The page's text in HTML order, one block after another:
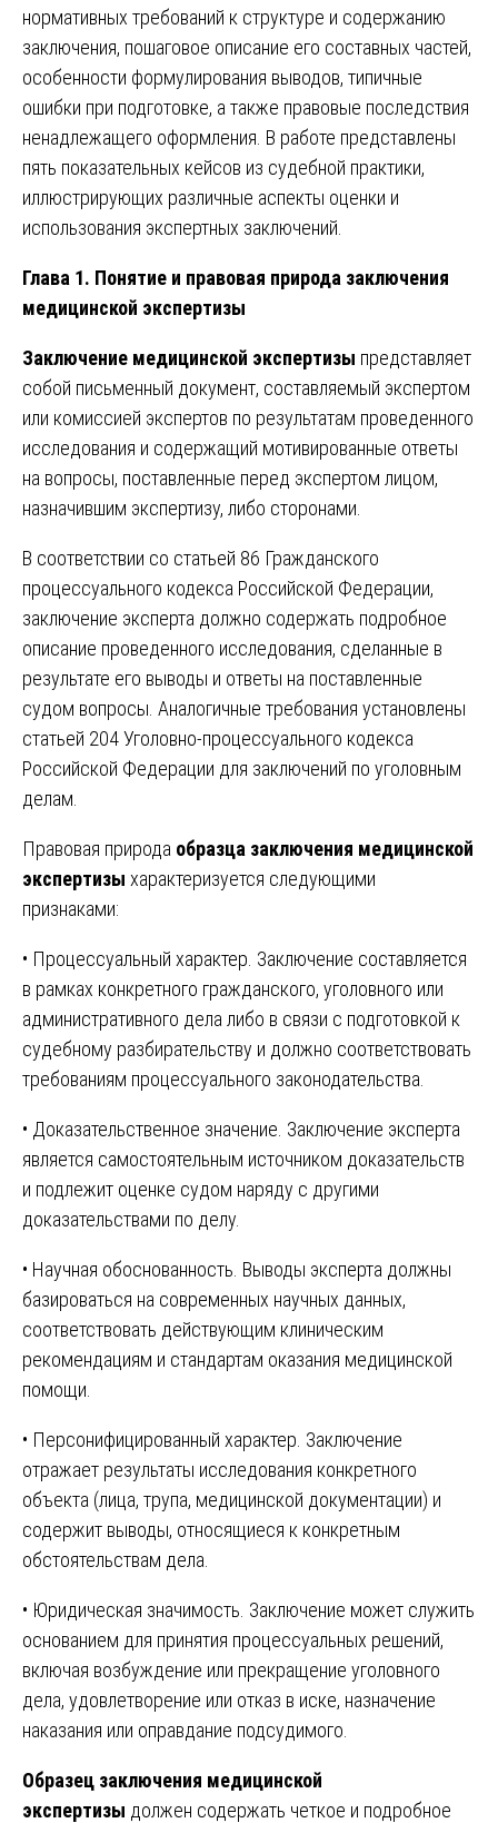
нормативных требований к структуре и содержанию
заключения, пошаговое описание его составных частей,
особенности формулирования выводов, типичные
ошибки при подготовке, а также правовые последствия
ненадлежащего оформления. В работе представлены
пять показательных кейсов из судебной практики,
иллюстрирующих различные аспекты оценки и
использования экспертных заключений.
Глава 1. Понятие и правовая природа заключения
медицинской экспертизы
Заключение медицинской экспертизы представляет
собой письменный документ, составляемый экспертом
или комиссией экспертов по результатам проведенного
исследования и содержащий мотивированные ответы
на вопросы, поставленные перед экспертом лицом,
назначившим экспертизу, либо сторонами.
В соответствии со статьей 86 Гражданского
процессуального кодекса Российской Федерации,
заключение эксперта должно содержать подробное
описание проведенного исследования, сделанные в
результате его выводы и ответы на поставленные
судом вопросы. Аналогичные требования установлены
статьей 204 Уголовно-процессуального кодекса
Российской Федерации для заключений по уголовным
делам.
Правовая природа образца заключения медицинской
экспертизы характеризуется следующими
признаками:
• Процессуальный характер. Заключение составляется
в рамках конкретного гражданского, уголовного или
административного дела либо в связи с подготовкой к
судебному разбирательству и должно соответствовать
требованиям процессуального законодательства.
• Доказательственное значение. Заключение эксперта
является самостоятельным источником доказательств
и подлежит оценке судом наряду с другими
доказательствами по делу.
• Научная обоснованность. Выводы эксперта должны
базироваться на современных научных данных,
соответствовать действующим клиническим
рекомендациям и стандартам оказания медицинской
помощи.
• Персонифицированный характер. Заключение
отражает результаты исследования конкретного
объекта (лица, трупа, медицинской документации) и
содержит выводы, относящиеся к конкретным
обстоятельствам дела.
• Юридическая значимость. Заключение может служить
основанием для принятия процессуальных решений,
включая возбуждение или прекращение уголовного
дела, удовлетворение или отказ в иске, назначение
наказания или оправдание подсудимого.
Образец заключения медицинской
экспертизы должен содержать четкое и подробное